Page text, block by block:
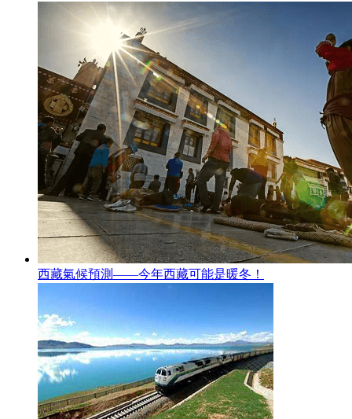
西藏氣候預測——今年西藏可能是暖冬！